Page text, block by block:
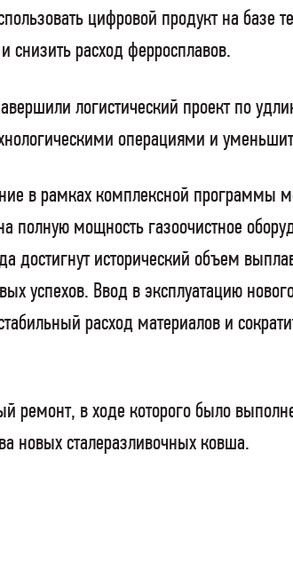
цифровой продукт на базе
снизить расход ферросплавов.
логистический проект по
операциями и
в рамках комплексной
полную мощность газоочистное
достигнут исторический объем
успехов. Ввод в эксплуатацию
расход материалов и
ремонт, в ходе которого было
новых сталеразливочных ковша.